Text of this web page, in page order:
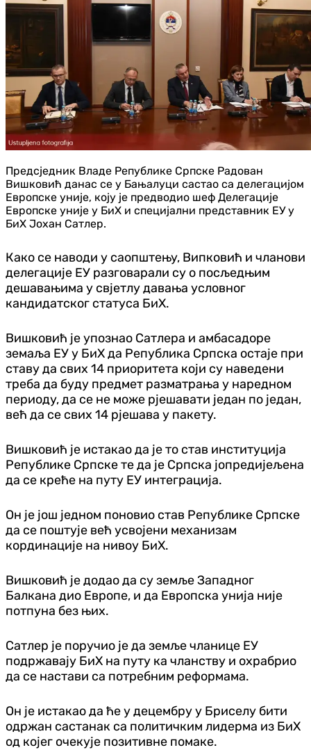
Предсједник Владе Републике Српске Радован
Вишковић данас се у Бањалуци састао са делегацијом
Европске уније, коју је предводио шеф Делегације
Европске уније у БиХ и специјални представник ЕУ у
БиХ Јохан Сатлер.
Како се наводи у саопштењу, Випковић и чланови
делегације ЕУ разговарали су о посљедњим
дешавањима у свјетлу давања условног
кандидатског статуса БиХ.
Вишковић је упознао Сатлера и амбасадоре
земаља ЕУ у БиХ да Република Српска остаје при
ставу да свих 14 приоритета који су наведени
треба да буду предмет разматрања у наредном
периоду, да се не може рјешавати један по један,
већ да се свих 14 рјешава у пакету.
Вишковић је истакао да је то став институција
Републике Српске те да је Српска јопредијељена
да се креће на путу ЕУ интеграција.
Он је још једном поновио став Републике Српске
да се поштује већ усвојени механизам
кординације на нивоу БиХ.
Вишковић је додао да су земље Западног
Балкана дио Европе, и да Европска унија није
потпуна без њих.
Сатлер је поручио је да земље чланице ЕУ
подржавају БиХ на путу ка чланству и охрабрио
да се настави са потребним реформама.
Он је истакао да ће у децембру у Бриселу бити
одржан састанак са политичким лидерма из БиХ
од којег очекује позитивне помаке.